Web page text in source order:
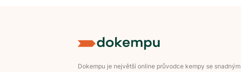
Dokempu je největší online průvodce kempy se snadným